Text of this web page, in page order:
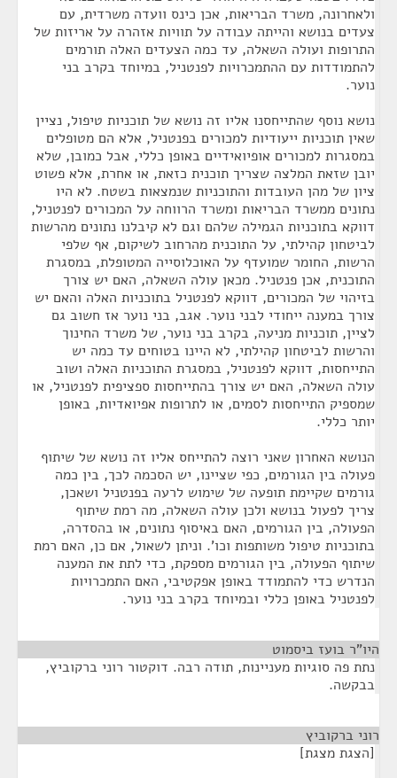
ולאחרונה, משרד הבריאות, אכן כינס וועדה משרדית, עם
צעדים בנושא והייתה עבודה על תוויות אזהרה על אריזות של
התרופות ועולה השאלה, עד כמה הצעדים האלה תורמים
להתמודדות עם ההתמכרויות לפנטניל, במיוחד בקרב בני
נוער.
נושא נוסף שהתייחסנו אליו זה נושא של תוכניות טיפול, נציין
שאין תוכניות ייעודיות למכורים בפנטניל, אלא הם מטופלים
במסגרות למכורים אופיואידיים באופן כללי, אבל כמובן, שלא
יובן שזאת המלצה שצריך תוכנית כזאת, או אחרת, אלא פשוט
ציון של מהן העובדות והתוכניות שנמצאות בשטח. לא היו
נתונים ממשרד הבריאות ומשרד הרווחה על המכורים לפנטניל,
דווקא בתוכניות הגמילה שלהם וגם לא קיבלנו נתונים מהרשות
לביטחון קהילתי, על התוכנית מהרחוב לשיקום, אף שלפי
הרשות, החומר שמועדף על האוכלוסייה המטופלת, במסגרת
התוכנית, אכן פנטניל. מכאן עולה השאלה, האם יש צורך
בזיהוי של המכורים, דווקא לפנטניל בתוכניות האלה והאם יש
צורך במענה ייחודי לבני נוער. אגב, בני נוער אז חשוב גם
לציין, תוכניות מניעה, בקרב בני נוער, של משרד החינוך
והרשות לביטחון קהילתי, לא היינו בטוחים עד כמה יש
התייחסות, דווקא לפנטניל, במסגרת התוכניות האלה ושוב
עולה השאלה, האם יש צורך בהתייחסות ספציפית לפנטניל, או
שמספיק התייחסות לסמים, או לתרופות אפיואדיות, באופן
יותר כללי.
הנושא האחרון שאני רוצה להתייחס אליו זה נושא של שיתוף
פעולה בין הגורמים, כפי שציינו, יש הסכמה לכך, בין כמה
גורמים שקיימת תופעה של שימוש לרעה בפנטניל ושאכן,
צריך לפעול בנושא ולכן עולה השאלה, מה רמת שיתוף
הפעולה, בין הגורמים, האם באיסוף נתונים, או בהסדרה,
בתוכניות טיפול משותפות וכו'. וניתן לשאול, אם כן, האם רמת
שיתוף הפעולה, בין הגורמים מספקת, כדי לתת את המענה
הנדרש כדי להתמודד באופן אפקטיבי, האם התמכרויות
לפנטניל באופן כללי ובמיוחד בקרב בני נוער.
היו"ר בועז ביסמוט
נתת פה סוגיות מעניינות, תודה רבה. דוקטור רוני ברקוביץ,
בבקשה.
רוני ברקוביץ
[הצגת מצגת]